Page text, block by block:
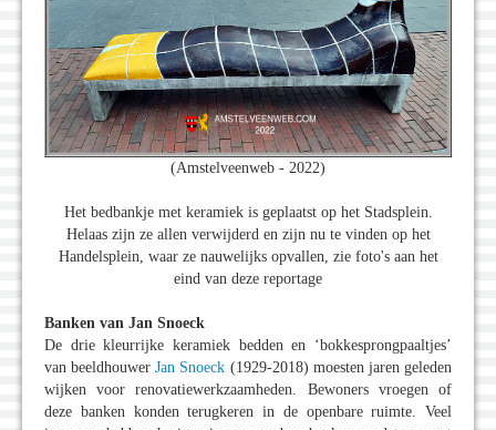
(Amstelveenweb - 2022)
Het bedbankje met keramiek is geplaatst op het Stadsplein.
Helaas zijn ze allen verwijderd en zijn nu te vinden op het
Handelsplein, waar ze nauwelijks opvallen, zie foto's aan het
eind van deze reportage
Banken van Jan Snoeck
De drie kleurrijke keramiek bedden en ‘bokkesprongpaaltjes’
van beeldhouwerJan Snoeck (1929-2018) moesten jaren geleden
wijken voor renovatiewerkzaamheden. Bewoners vroegen of
deze banken konden terugkeren in de openbare ruimte. Veel